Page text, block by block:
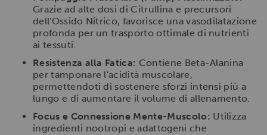
Grazie ad alte dosi di Citrullina e precursori
dell'Ossido Nitrico, favorisce una vasodilatazione
profonda per un trasporto ottimale di nutrienti
ai tessuti.
Resistenza alla Fatica: Contiene Beta-Alanina
per tamponare l'acidità muscolare,
permettendoti di sostenere sforzi intensi più a
lungo e di aumentare il volume di allenamento.
Focus e Connessione Mente-Muscolo: Utilizza
ingredienti nootropi e adattogeni che